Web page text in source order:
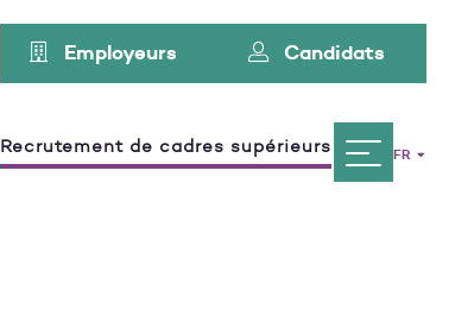
Employeurs Candidats
Recrutement de cadres supérieurs FR